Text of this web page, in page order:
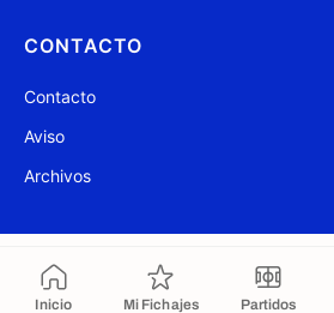
Inicio Mi Fichajes Partidos
CONTACTO
Contacto
Aviso
Archivos
Copiado al portapapeles